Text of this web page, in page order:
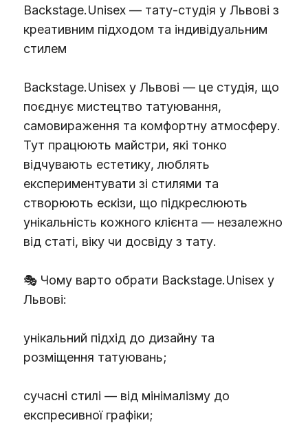
Backstage.Unisex — тату-студія у Львові з
креативним підходом та індивідуальним
стилем
Backstage.Unisex у Львові — це студія, що
поєднує мистецтво татуювання,
самовираження та комфортну атмосферу.
Тут працюють майстри, які тонко
відчувають естетику, люблять
експериментувати зі стилями та
створюють ескізи, що підкреслюють
унікальність кожного клієнта — незалежно
від статі, віку чи досвіду з тату.
🎭 Чому варто обрати Backstage.Unisex у
Львові:
унікальний підхід до дизайну та
розміщення татуювань;
сучасні стилі — від мінімалізму до
експресивної графіки;